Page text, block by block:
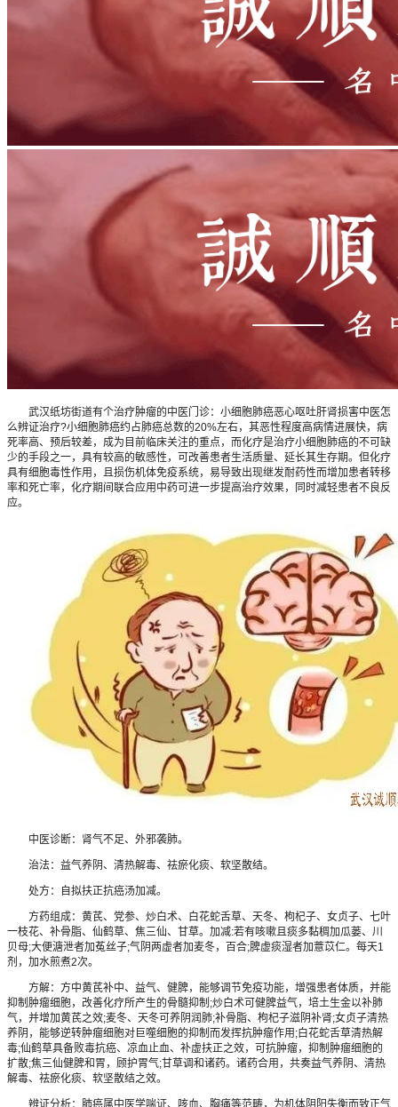
武汉纸坊街道有个治疗肿瘤的中医门诊：小细胞肺癌恶心呕吐肝肾损害中医怎
么辨证治疗?小细胞肺癌约占肺癌总数的20%左右，其恶性程度高病情进展快，病
死率高、预后较差，成为目前临床关注的重点，而化疗是治疗小细胞肺癌的不可缺
少的手段之一，具有较高的敏感性，可改善患者生活质量、延长其生存期。但化疗
具有细胞毒性作用，且损伤机体免疫系统，易导致出现继发耐药性而增加患者转移
率和死亡率，化疗期间联合应用中药可进一步提高治疗效果，同时减轻患者不良反
应。
中医诊断：肾气不足、外邪袭肺。
治法：益气养阴、清热解毒、祛瘀化痰、软坚散结。
处方：自拟扶正抗癌汤加减。
方药组成：黄芪、党参、炒白术、白花蛇舌草、天冬、枸杞子、女贞子、七叶
一枝花、补骨脂、仙鹤草、焦三仙、甘草。加减:若有咳嗽且痰多黏稠加瓜蒌、川
贝母;大便溏泄者加菟丝子;气阴两虚者加麦冬，百合;脾虚痰湿者加薏苡仁。每天1
剂，加水煎煮2次。
方解：方中黄芪补中、益气、健脾，能够调节免疫功能，增强患者体质，并能
抑制肿瘤细胞，改善化疗所产生的骨髓抑制;炒白术可健脾益气，培土生金以补肺
气，并增加黄芪之效;麦冬、天冬可养阴润肺;补骨脂、枸杞子滋阴补肾;女贞子清热
养阴，能够逆转肿瘤细胞对巨噬细胞的抑制而发挥抗肿瘤作用;白花蛇舌草清热解
毒;仙鹤草具备败毒抗癌、凉血止血、补虚扶正之效，可抗肿瘤，抑制肿瘤细胞的
扩散;焦三仙健脾和胃，顾护胃气;甘草调和诸药。诸药合用，共奏益气养阴、清热
解毒、祛瘀化痰、软坚散结之效。
辨证分析：肺癌属中医学喘证、咳血、胸痛等范畴，为机体阴阳失衡而致正气